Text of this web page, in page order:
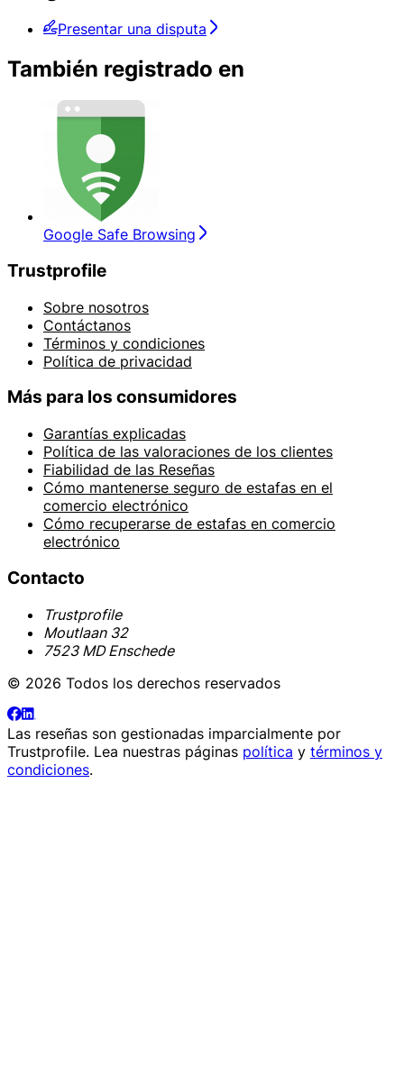
Presentar una disputa
También registrado en
Google Safe Browsing
Trustprofile
Sobre nosotros
Contáctanos
Términos y condiciones
Política de privacidad
Más para los consumidores
Garantías explicadas
Política de las valoraciones de los clientes
Fiabilidad de las Reseñas
Cómo mantenerse seguro de estafas en el
comercio electrónico
Cómo recuperarse de estafas en comercio
electrónico
Contacto
Trustprofile
Moutlaan 32
7523 MD Enschede
© 2026 Todos los derechos reservados
Las reseñas son gestionadas imparcialmente por
Trustprofile. Lea nuestras páginas política y términos y
condiciones.